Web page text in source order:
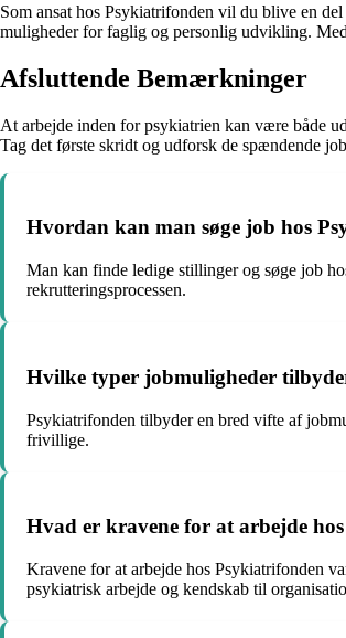
Som ansat hos Psykiatrifonden vil du blive en
muligheder for faglig og personlig udvikling.
Afsluttende Bemærkninger
At arbejde inden for psykiatrien kan være både
Tag det første skridt og udforsk de spændende
Hvordan kan man søge job hos
Man kan finde ledige stillinger og søge job
rekrutteringsprocessen.
Hvilke typer jobmuligheder
Psykiatrifonden tilbyder en bred vifte af
frivillige.
Hvad er kravene for at arbejde
Kravene for at arbejde hos Psykiatrifonden
psykiatrisk arbejde og kendskab til